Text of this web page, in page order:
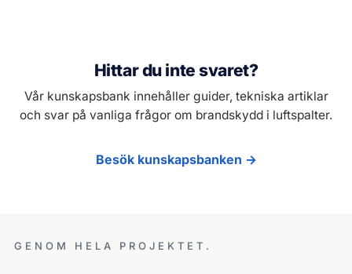
Hittar du inte svaret?
Vår kunskapsbank innehåller guider, tekniska artiklar
och svar på vanliga frågor om brandskydd i luftspalter.
Besök kunskapsbanken →
GENOM HELA PROJEKTET.